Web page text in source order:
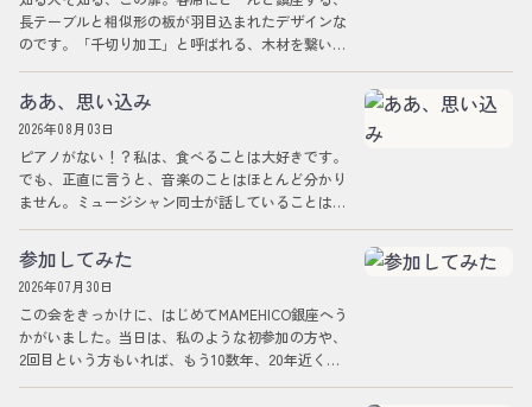
長テーブルと相似形の板が羽目込まれたデザインな
のです。「千切り加工」と呼ばれる、木材を繋いだ
ああ、思い込み
2026年08月03日
ピアノがない！？私は、食べることは大好きです。
でも、正直に言うと、音楽のことはほとんど分かり
ません。ミュージシャン同士が話していることは、
参加してみた
2026年07月30日
この会をきっかけに、はじめてMAMEHICO銀座へう
かがいました。当日は、私のような初参加の方や、
2回目という方もいれば、もう10数年、20年近く